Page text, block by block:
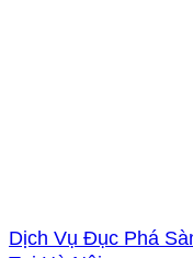
Dịch Vụ Đục Phá